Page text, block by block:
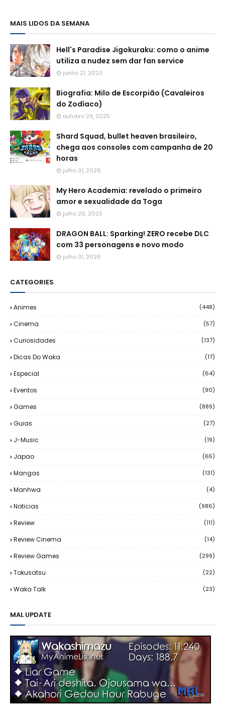
MAIS LIDOS DA SEMANA
Hell's Paradise Jigokuraku: como o anime
utiliza a nudez sem dar fan service
junho 21, 2023
Biografia: Milo de Escorpião (Cavaleiros
do Zodíaco)
outubro 29, 2025
Shard Squad, bullet heaven brasileiro,
chega aos consoles com campanha de 20
horas
julho 31, 2026
My Hero Academia: revelado o primeiro
amor e sexualidade da Toga
julho 26, 2023
DRAGON BALL: Sparking! ZERO recebe DLC
com 33 personagens e novo modo
julho 31, 2026
CATEGORIES
Animes (448)
Cinema (57)
Curiosidades (137)
Dicas Do Waka (17)
Especial (64)
Eventos (90)
Games (889)
Guias (27)
J-Music (19)
Japao (65)
Mangas (131)
Manhwa (4)
Noticias (986)
Review (111)
Review Cinema (14)
Review Games (299)
Tokusatsu (22)
Waka Talk (23)
MAL UPDATE